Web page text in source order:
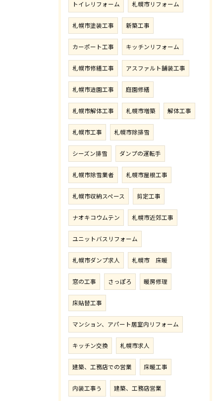
トイレリフォーム 札幌市リフォーム
札幌市塗装工事 新築工事
カーポート工事 キッチンリフォーム
札幌市修繕工事 アスファルト舗装工事
札幌市造園工事 庭園修繕
札幌市解体工事 札幌市増築 解体工事
札幌市工事 札幌市除排雪
シーズン排雪 ダンプの運転手
札幌市除雪業者 札幌市屋根工事
札幌市収納スペース 剪定工事
ナオキコウムテン 札幌市近郊工事
ユニットバスリフォーム
札幌市ダンプ求人 札幌市 床暖
窓の工事 さっぽろ 暖房修理
床貼替工事
マンション、アパート居室内リフォーム
キッチン交換 札幌市求人
建築、工務店での営業 床暖工事
内装工事う 建築、工務店営業